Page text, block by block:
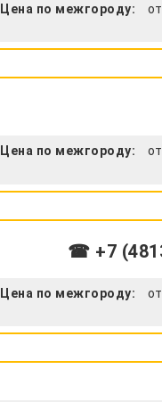
Цена по межгороду:
Цена по межгороду:
☎ +7
Цена по межгороду: